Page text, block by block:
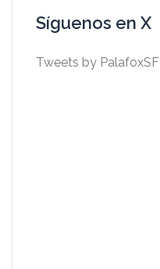
Síguenos en X
Tweets by PalafoxSF